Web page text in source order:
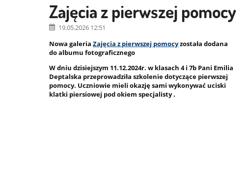
Zajęcia z pierwszej pomocy
19.05.2026 12:51
Nowa galeriaZajęcia z pierwszej pomocyzostała dodana
do albumu fotograficznego
W dniu dzisiejszym 11.12.2024r. w klasach 4 i 7b Pani Emilia
Deptalska przeprowadziła szkolenie dotyczące pierwszej
pomocy. Uczniowie mieli okazję sami wykonywać uciski
klatki piersiowej pod okiem specjalisty .